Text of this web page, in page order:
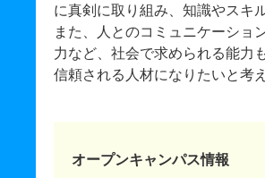
に真剣に取り組み、知識やスキ
また、人とのコミュニケーショ
力など、社会で求められる能力
信頼される人材になりたいと考
オープンキャンパス情報